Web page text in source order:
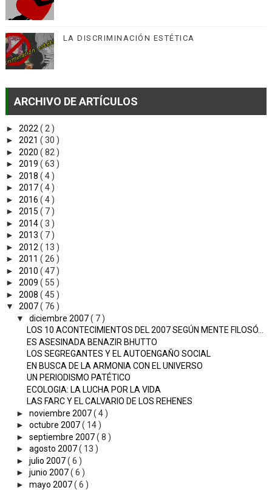
LA DISCRIMINACIÓN ESTÉTICA
ARCHIVO DE ARTÍCULOS
► 2022 ( 2 )
► 2021 ( 30 )
► 2020 ( 82 )
► 2019 ( 63 )
► 2018 ( 4 )
► 2017( 4 )
► 2016 ( 4 )
► 2015 ( 7 )
► 2014( 3 )
► 2013 ( 7 )
► 2012 ( 13 )
► 2011 ( 26 )
► 2010 ( 47 )
► 2009 ( 55 )
► 2008 ( 45 )
▼ 2007( 76 )
▼ diciembre 2007( 7 )
LOS 10 ACONTECIMIENTOS DEL 2007 SEGÚN MENTE FILOSÓ...
ES ASESINADA BENAZIR BHUTTO
LOS SEGREGANTES Y EL AUTOENGAÑO SOCIAL
EN BUSCA DE LA ARMONIA CON EL UNIVERSO
UN PERIODISMO PATÉTICO
ECOLOGIA: LA LUCHA POR LA VIDA
LAS FARC Y EL CALVARIO DE LOS REHENES
► noviembre 2007( 4 )
► octubre 2007( 14 )
► septiembre 2007( 8 )
► agosto 2007( 13 )
► julio 2007( 6 )
► junio 2007( 6 )
► mayo 2007( 6 )